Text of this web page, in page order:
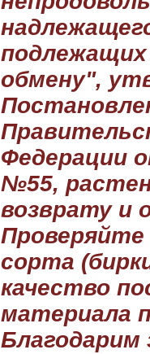
обмену",
Федерации
№55,
возврату и
Проверяйте
сорта
качество
материала
Благодарим